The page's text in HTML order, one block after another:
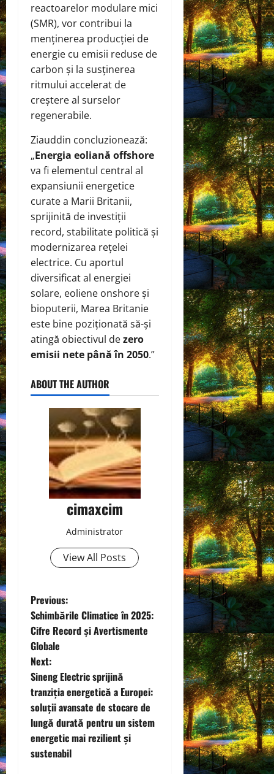
reactoarelor modulare mici
(SMR), vor contribui la
menținerea producției de
energie cu emisii reduse de
carbon și la susținerea
ritmului accelerat de
creștere al surselor
regenerabile.
Ziauddin concluzionează:
„Energia eoliană offshore
va fi elementul central al
expansiunii energetice
curate a Marii Britanii,
sprijinită de investiții
record, stabilitate politică și
modernizarea rețelei
electrice. Cu aportul
diversificat al energiei
solare, eoliene onshore și
bioputerii, Marea Britanie
este bine poziționată să-și
atingă obiectivul dezero
emisii nete până în 2050.”
ABOUT THE AUTHOR
cimaxcim
Administrator
View All Posts
P
o
s
t
n
a
v
Previous:
Schimbările Climatice în 2025:
Cifre Record și Avertismente
Globale
Next:
Sineng Electric sprijină
tranziția energetică a Europei:
soluții avansate de stocare de
lungă durată pentru un sistem
energetic mai rezilient și
sustenabil